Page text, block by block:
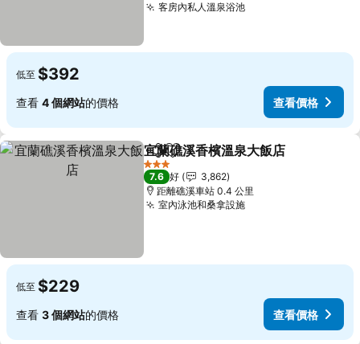
客房內私人溫泉浴池查看價格
低至 $392
查看 4 個網站的價格 查看價格
分享 放到收藏夾
宜蘭礁溪香檳溫泉大飯店
3 星級
7.6 好
3,862
距離礁溪車站 0.4 公里
室內泳池和桑拿設施查看價格
低至 $229
查看 3 個網站的價格 查看價格